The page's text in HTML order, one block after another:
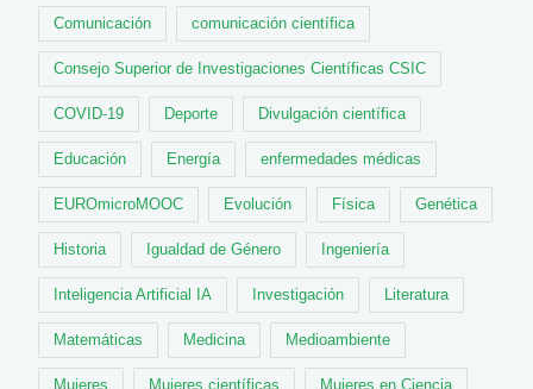
Comunicación comunicación científica
Consejo Superior de Investigaciones Científicas CSIC
COVID-19 Deporte Divulgación científica
Educación Energía enfermedades médicas
EUROmicroMOOC Evolución Física Genética
Historia Igualdad de Género Ingeniería
Inteligencia Artificial IA Investigación Literatura
Matemáticas Medicina Medioambiente
Mujeres Mujeres científicas Mujeres en Ciencia